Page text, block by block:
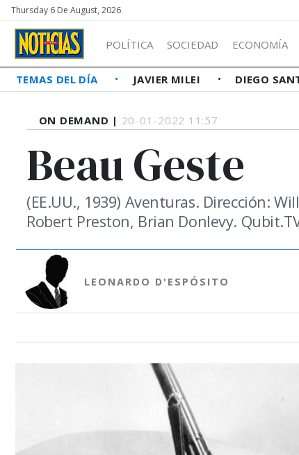
Thursday 6 De August, 2026
POLÍTICA SOCIEDAD ECONOMÍA
TEMAS DEL DÍA JAVIER MILEI DIEGO
ON DEMAND | 20-01-2022 11:57
Beau Geste
(EE.UU., 1939) Aventuras. Dirección:
Robert Preston, Brian Donlevy.
LEONARDO D'ESPÓSITO